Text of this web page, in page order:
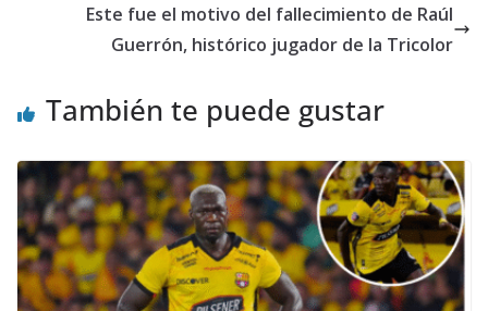
Este fue el motivo del fallecimiento de Raúl
Guerrón, histórico jugador de la Tricolor
También te puede gustar